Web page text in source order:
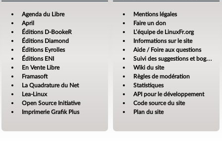
Agenda du Libre
April
Éditions D-BookeR
Éditions Diamond
Éditions Eyrolles
Éditions ENI
En Vente Libre
Framasoft
La Quadrature du Net
Lea-Linux
Open Source Initiative
Imprimerie Grafik Plus
Mentions légales
Faire un don
L’équipe de LinuxFr.org
Informations sur le site
Aide / Foire aux questions
Suivi des suggestions et bogues
Wiki du site
Règles de modération
Statistiques
API pour le développement
Code source du site
Plan du site